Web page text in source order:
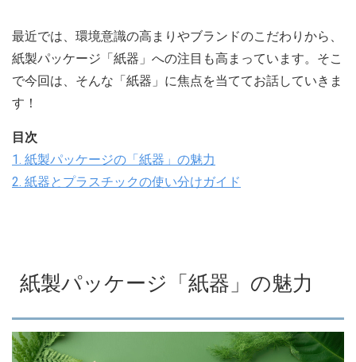
最近では、環境意識の高まりやブランドのこだわりから、
紙製パッケージ「紙器」への注目も高まっています。そこ
で今回は、そんな「紙器」に焦点を当ててお話していきま
す！
目次
1. 紙製パッケージの「紙器」の魅力
2. 紙器とプラスチックの使い分けガイド
紙製パッケージ「紙器」の魅力